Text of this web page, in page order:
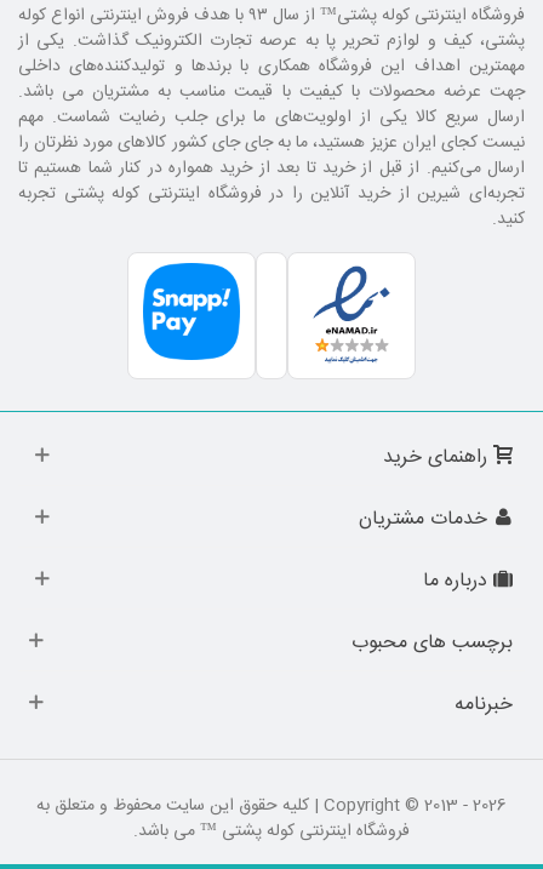
فروشگاه اینترنتی کوله پشتی
™ از سال ۹۳ با هدف فروش اینترنتی انواع کوله
پشتی، کیف و لوازم تحریر پا به عرصه تجارت الکترونیک گذاشت. یکی از
مهمترین اهداف این فروشگاه همکاری با برند‌ها و تولیدکننده‌های داخلی
جهت عرضه محصولات با کیفیت با قیمت مناسب به مشتریان می باشد.
ارسال سریع کالا یکی از اولویت‌های ما برای جلب رضایت شماست. مهم
نیست کجای ایران عزیز هستید، ما به جای جای کشور کالا‌های مورد نظرتان را
ارسال می‌کنیم. از قبل از خرید تا بعد از خرید همواره در کنار شما هستیم تا
تجربه‌ای شیرین از خرید آنلاین را در فروشگاه اینترنتی کوله پشتی تجربه
کنید.
راهنمای خرید
خدمات مشتریان
درباره ما
برچسب های محبوب
خبرنامه
Copyright © 2013 - 2026 | کلیه حقوق این سایت محفوظ و متعلق به
فروشگاه اینترنتی کوله پشتی ™ می باشد.